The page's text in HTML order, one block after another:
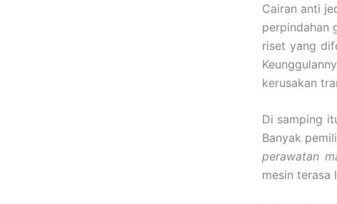
Cairan anti
perpindahan
riset yang
kerusakan
Di samping
Banyak
perawatan
mesin terasa